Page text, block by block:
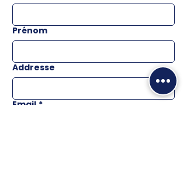
Prénom
Addresse
Email *